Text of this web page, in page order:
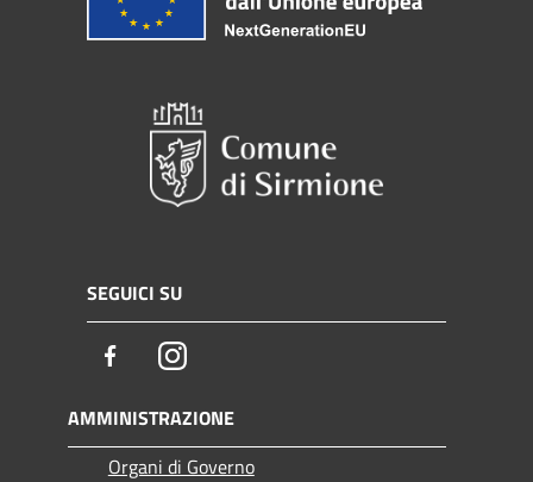
SEGUICI SU
FacebookInstagram
AMMINISTRAZIONE
Organi di Governo